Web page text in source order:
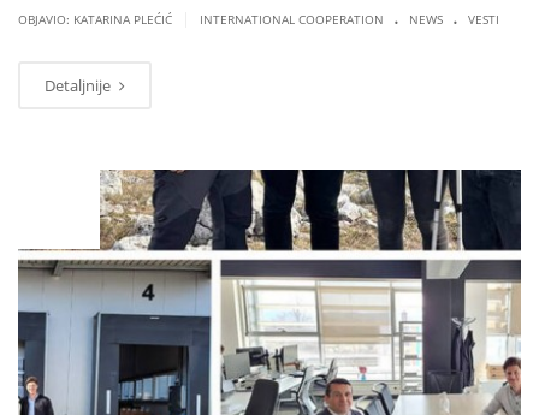
OBJAVIO: KATARINA PLEĆIĆ INTERNATIONAL COOPERATION . NEWS . VESTI
Detaljnije